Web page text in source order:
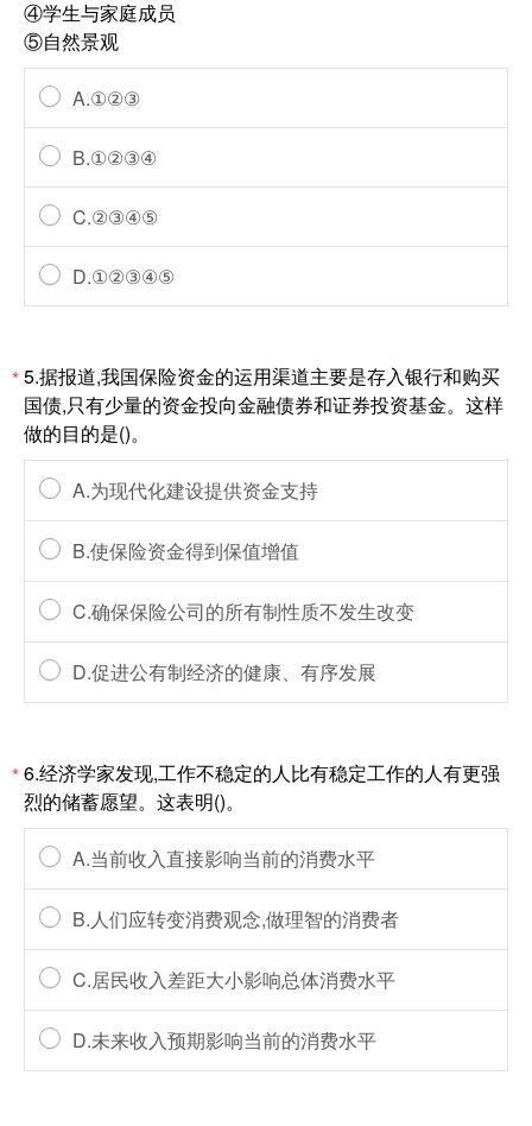
④学生与家庭成员
⑤自然景观
A.①②③
B.①②③④
C.②③④⑤
D.①②③④⑤
*5.据报道,我国保险资金的运用渠道主要是存入银行和购买
国债,只有少量的资金投向金融债券和证券投资基金。这样
做的目的是()。
A.为现代化建设提供资金支持
B.使保险资金得到保值增值
C.确保保险公司的所有制性质不发生改变
D.促进公有制经济的健康、有序发展
*6.经济学家发现,工作不稳定的人比有稳定工作的人有更强
烈的储蓄愿望。这表明()。
A.当前收入直接影响当前的消费水平
B.人们应转变消费观念,做理智的消费者
C.居民收入差距大小影响总体消费水平
D.未来收入预期影响当前的消费水平